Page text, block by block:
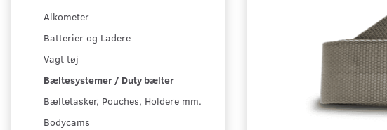
Alkometer
Batterier og Ladere
Vagt tøj
Bæltesystemer / Duty bælter
Bæltetasker, Pouches, Holdere mm.
Bodycams